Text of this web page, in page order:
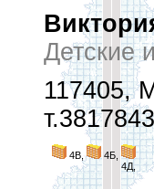
Детские
117405,
4В,
4Б,
4Д,